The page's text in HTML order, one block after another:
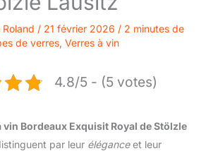
/ 21 février 2026 / 2 minutes de
de verres, Verres à vin
4.8/5 - (5 votes)
vin Bordeaux Exquisit Royal de Stölzle
par leur éléganceet leur